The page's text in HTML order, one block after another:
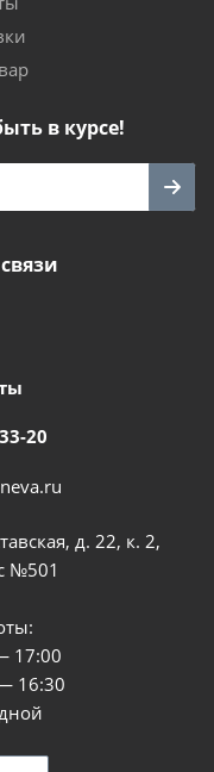
в курсе!
20
д. 22, к. 2,
№501
17:00
16:30